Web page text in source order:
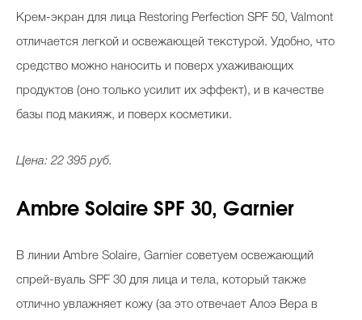
Крем-экран для лица Restoring Perfection SPF 50, Valmont
отличается легкой и освежающей текстурой. Удобно, что
средство можно наносить и поверх ухаживающих
продуктов (оно только усилит их эффект), и в качестве
базы под макияж, и поверх косметики.
Цена: 22 395 руб.
Ambre Solaire SPF 30, Garnier
В линии Ambre Solaire, Garnier советуем освежающий
спрей-вуаль SPF 30 для лица и тела, который также
отлично увлажняет кожу (за это отвечает Алоэ Вера в